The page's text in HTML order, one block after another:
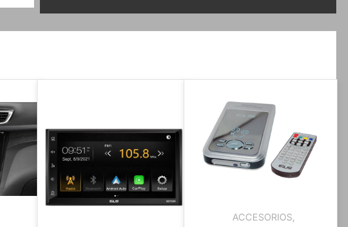
ACCESORIOS,